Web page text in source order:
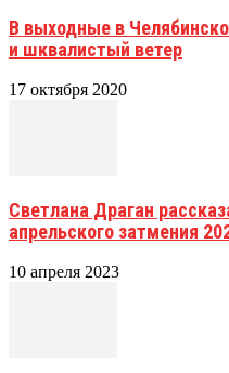
В выходные в
и шквалистый ветер
17 октября 2020
Светлана Драган
апрельского затмения
10 апреля 2023